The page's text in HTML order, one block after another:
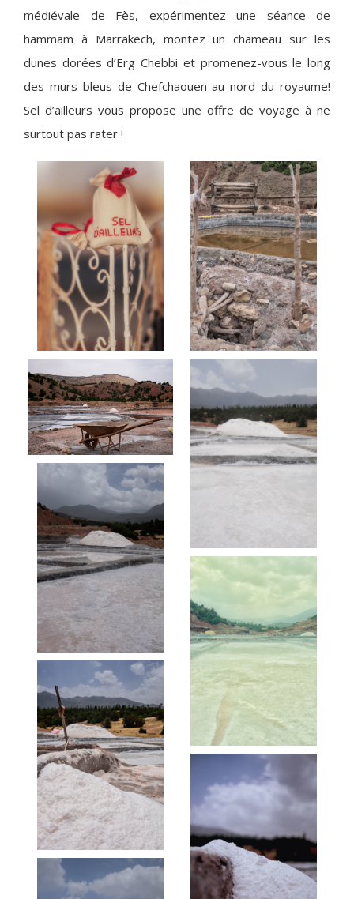
médiévale de Fès, expérimentez une séance de
hammam à Marrakech, montez un chameau sur les
dunes dorées d’Erg Chebbi et promenez-vous le long
des murs bleus de Chefchaouen au nord du royaume!
Sel d’ailleurs vous propose une offre de voyage à ne
surtout pas rater !